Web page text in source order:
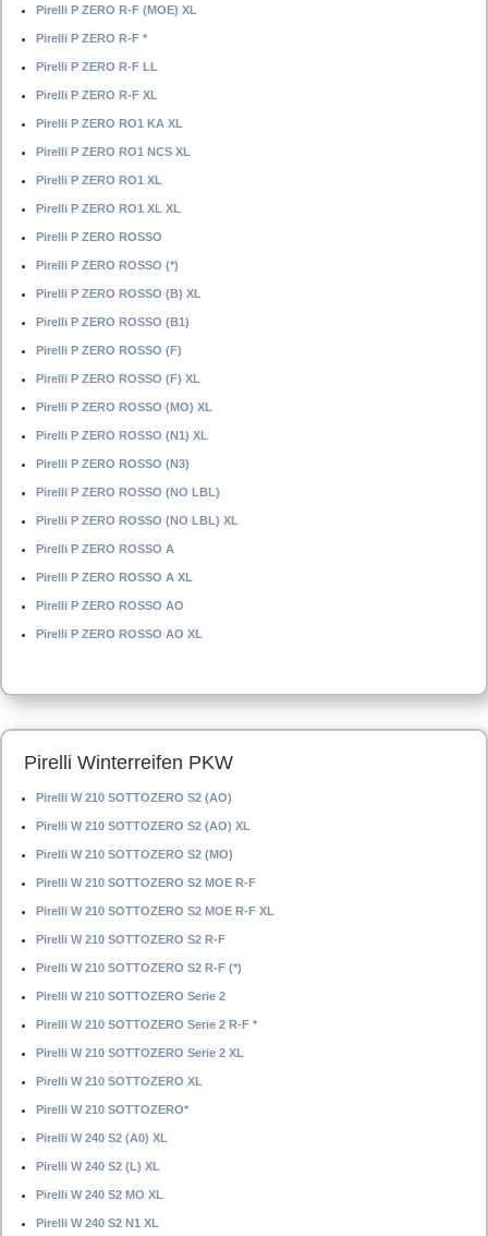
Pirelli P ZERO R-F (MOE) XL
Pirelli P ZERO R-F *
Pirelli P ZERO R-F LL
Pirelli P ZERO R-F XL
Pirelli P ZERO RO1 KA XL
Pirelli P ZERO RO1 NCS XL
Pirelli P ZERO RO1 XL
Pirelli P ZERO RO1 XL XL
Pirelli P ZERO ROSSO
Pirelli P ZERO ROSSO (*)
Pirelli P ZERO ROSSO (B) XL
Pirelli P ZERO ROSSO (B1)
Pirelli P ZERO ROSSO (F)
Pirelli P ZERO ROSSO (F) XL
Pirelli P ZERO ROSSO (MO) XL
Pirelli P ZERO ROSSO (N1) XL
Pirelli P ZERO ROSSO (N3)
Pirelli P ZERO ROSSO (NO LBL)
Pirelli P ZERO ROSSO (NO LBL) XL
Pirelli P ZERO ROSSO A
Pirelli P ZERO ROSSO A XL
Pirelli P ZERO ROSSO AO
Pirelli P ZERO ROSSO AO XL
Pirelli Winterreifen PKW
Pirelli W 210 SOTTOZERO S2 (AO)
Pirelli W 210 SOTTOZERO S2 (AO) XL
Pirelli W 210 SOTTOZERO S2 (MO)
Pirelli W 210 SOTTOZERO S2 MOE R-F
Pirelli W 210 SOTTOZERO S2 MOE R-F XL
Pirelli W 210 SOTTOZERO S2 R-F
Pirelli W 210 SOTTOZERO S2 R-F (*)
Pirelli W 210 SOTTOZERO Serie 2
Pirelli W 210 SOTTOZERO Serie 2 R-F *
Pirelli W 210 SOTTOZERO Serie 2 XL
Pirelli W 210 SOTTOZERO XL
Pirelli W 210 SOTTOZERO*
Pirelli W 240 S2 (A0) XL
Pirelli W 240 S2 (L) XL
Pirelli W 240 S2 MO XL
Pirelli W 240 S2 N1 XL